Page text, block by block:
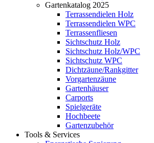
Gartenkatalog 2025
Terrassendielen Holz
Terrassendielen WPC
Terrassenfliesen
Sichtschutz Holz
Sichtschutz Holz/WPC
Sichtschutz WPC
Dichtzäune/Rankgitter
Vorgartenzäune
Gartenhäuser
Carports
Spielgeräte
Hochbeete
Gartenzubehör
Tools & Services